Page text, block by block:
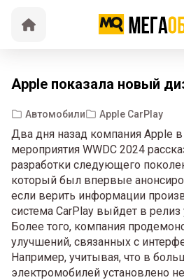
Apple показала новый
Автомобили Apple CarPlay
Два дня назад компания Apple
мероприятия WWDC 2024
разработки следующего
который был впервые
если верить информации
система CarPlay выйдет в
Более того, компания
улучшений, связанных с
Например, учитывая, что в
электромобилей установлено